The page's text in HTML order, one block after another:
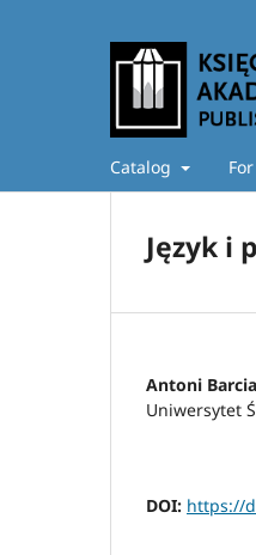
Catalog
Język i
Antoni
Uniwersytet
DOI: https://